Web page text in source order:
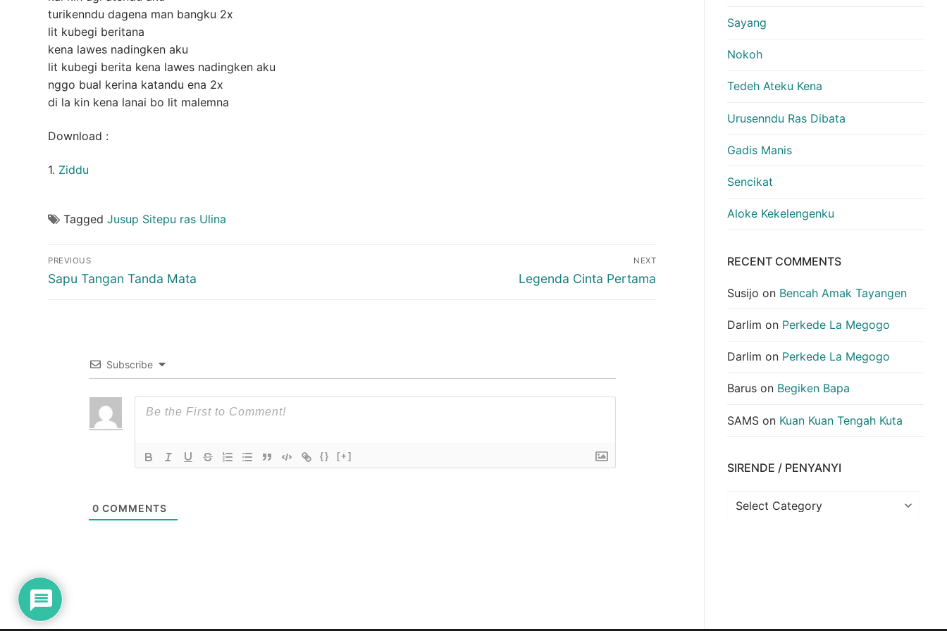
turikenndu dagena man bangku 2x
lit kubegi beritana
kena lawes nadingken aku
lit kubegi berita kena lawes nadingken aku
nggo bual kerina katandu ena 2x
di la kin kena lanai bo lit malemna
Download :
1. Ziddu
Tagged Jusup Sitepu ras Ulina
Post
navigation
PREVIOUS
Previous
Sapu Tangan Tanda Mata
NEXT
Next
Legenda Cinta Pertama
Subscribe
{} [+]
0 COMMENTS
Sayang
Nokoh
Tedeh Ateku Kena
Urusenndu Ras Dibata
Gadis Manis
Sencikat
Aloke Kekelengenku
RECENT COMMENTS
Susijo on Bencah Amak Tayangen
Darlim on Perkede La Megogo
Darlim on Perkede La Megogo
Barus on Begiken Bapa
SAMS on Kuan Kuan Tengah Kuta
SIRENDE / PENYANYI
Sirende